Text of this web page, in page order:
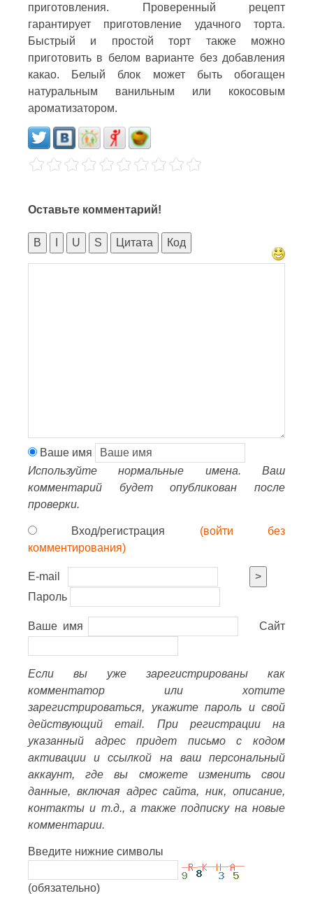
приготовления. Проверенный рецепт
гарантирует приготовление удачного торта.
Быстрый и простой торт также можно
приготовить в белом варианте без добавления
какао. Белый блок может быть обогащен
натуральным ванильным или кокосовым
ароматизатором.
Оставьте комментарий!
B U S Цитата Код
Ваше имя
Используйте нормальные имена. Ваш
комментарий будет опубликован после
проверки.
Вход/регистрация (войти без
комментирования)
E-mail
>
Пароль
Ваше имя Сайт
Если вы уже зарегистрированы как
комментатор или хотите
зарегистрироваться, укажите пароль и свой
действующий email. При регистрации на
указанный адрес придет письмо с кодом
активации и ссылкой на ваш персональный
аккаунт, где вы сможете изменить свои
данные, включая адрес сайта, ник, описание,
контакты и т.д., а также подписку на новые
комментарии.
Введите нижние символы
(обязательно)